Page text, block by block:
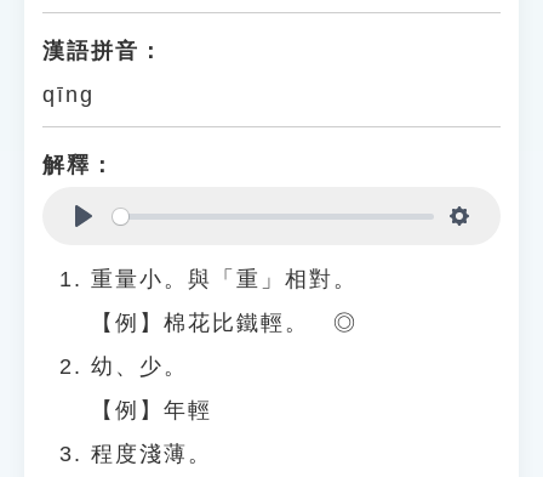
漢語拼音：
qīng
解釋：
重量小。與「重」相對。
【例】棉花比鐵輕。 ◎
幼、少。
【例】年輕
程度淺薄。